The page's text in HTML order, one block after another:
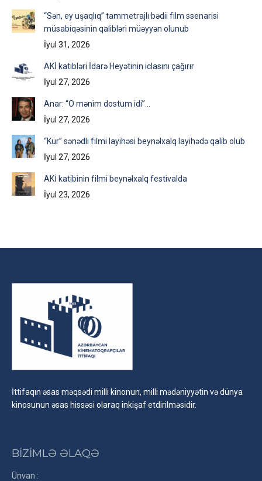
“Sən, ey uşaqlıq” tammetrajlı bədii film ssenarisi
müsabiqəsinin qalibləri müəyyən olunub
İyul 31, 2026
AKİ katibləri İdarə Heyətinin iclasını çağırır
İyul 27, 2026
Anar: “O mənim dostum idi”…
İyul 27, 2026
“Kür” sənədli filmi layihəsi beynəlxalq layihədə qalib olub
İyul 27, 2026
AKİ katibinin filmi beynəlxalq festivalda
İyul 23, 2026
İttifaqın əsas məqsədi milli kinonun, milli mədəniyyətin və dünya
kinosunun əsas hissəsi olaraq inkişaf etdirilməsidir.
BİZİMLƏ ƏLAQƏ
Ünvan :